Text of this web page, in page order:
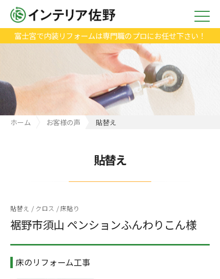
富士宮で内装リフォームは専門職のプロにお任せ下さい！
ホーム お客様の声 貼替え
貼替え
貼替え / クロス /床貼り
裾野市須山 ペンションふんわりこん様
床のリフォーム工事